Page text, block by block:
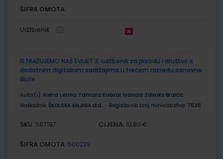
ŠIFRA OMOTA:
Udžbenik
ISTRAŽUJEMO NAŠ SVIJET 3; udžbenik za prirodu i društvo s
dodatnim digitalnim sadržajima u trećem razredu osnovne
škole
Autor(i): Alena Letina Tamara Kisovar Ivanda Zdenko Braičić
Nakladnik: ŠKOLSKA KNJIGA d.d. Registarski broj ministarstva: 7035
SKU: 567197 CIJENA: 10,80 €
ŠIFRA OMOTA: 500239